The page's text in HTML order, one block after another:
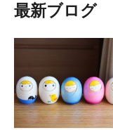
最新ブログ